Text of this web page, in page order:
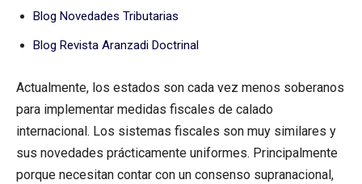
Blog Novedades Tributarias
Blog Revista Aranzadi Doctrinal
Actualmente, los estados son cada vez menos soberanos
para implementar medidas fiscales de calado
internacional. Los sistemas fiscales son muy similares y
sus novedades prácticamente uniformes. Principalmente
porque necesitan contar con un consenso supranacional,